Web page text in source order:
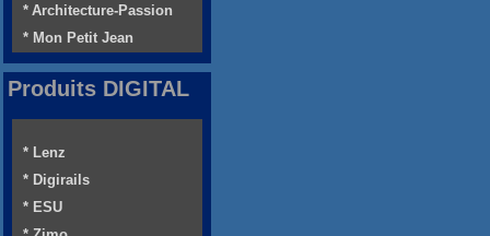
* Architecture-Passion
* Mon Petit Jean
Produits DIGITAL
* Lenz
* Digirails
* ESU